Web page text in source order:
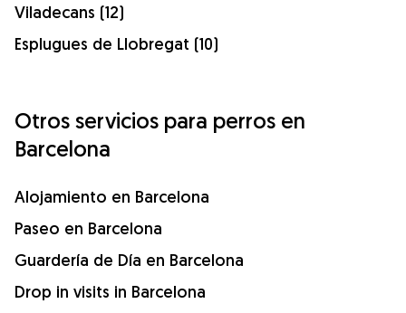
Viladecans (12)
Esplugues de Llobregat (10)
Otros servicios para perros en
Barcelona
Alojamiento en Barcelona
Paseo en Barcelona
Guardería de Día en Barcelona
Drop in visits in Barcelona